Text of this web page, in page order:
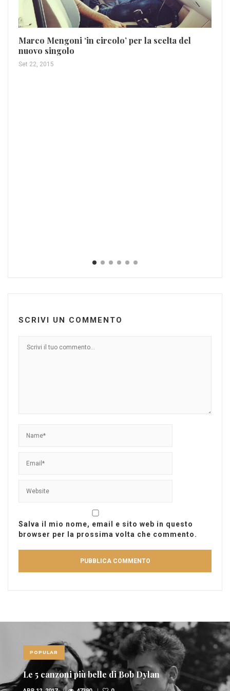
Marco Mengoni ‘in circolo’ per la scelta del
nuovo singolo
Set 22, 2015
SCRIVI UN COMMENTO
Salva il mio nome, email e sito web in questo
browser per la prossima volta che commento.
POPULAR
Le 10 canzoni più sexy di sempre